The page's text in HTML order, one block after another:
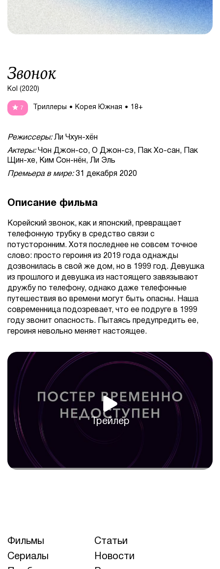
Звонок
Kol (2020)
7 Триллеры Корея Южная 18+
Режиссеры:Ли Чхун-хён
Актеры:Чон Джон-со, О Джон-сэ, Пак Хо-сан, Пак
Щин-хе, Ким Сон-нён, Ли Эль
Премьера в мире:31 декабря 2020
Описание фильма
Корейский звонок, как и японский, превращает
телефонную трубку в средство связи с
потусторонним. Хотя последнее не совсем точное
слово: просто героиня из 2019 года однажды
дозвонилась в свой же дом, но в 1999 год. Девушка
из прошлого и девушка из настоящего завязывают
дружбу по телефону, однако даже телефонные
путешествия во времени могут быть опасны. Наша
современница подозревает, что ее подруге в 1999
году звонит опасность. Пытаясь предупредить ее,
героиня невольно меняет настоящее.
Трейлер
Фильмы
Статьи
Сериалы
Новости